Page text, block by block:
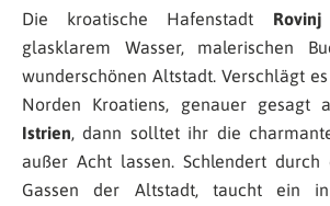
Die kroatische Hafenstadt Rovinj
glasklarem Wasser, malerischen
wunderschönen Altstadt. Verschlägt
Norden Kroatiens, genauer gesagt
Istrien, dann solltet ihr die
außer Acht lassen. Schlendert durch
Gassen der Altstadt, taucht ein